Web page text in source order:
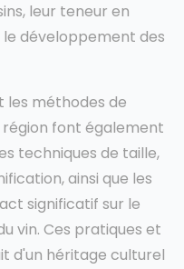
leur teneur en
le développement des
les méthodes de
font également
techniques de taille,
ainsi que les
significatif sur le
vin. Ces pratiques et
d'un héritage culturel